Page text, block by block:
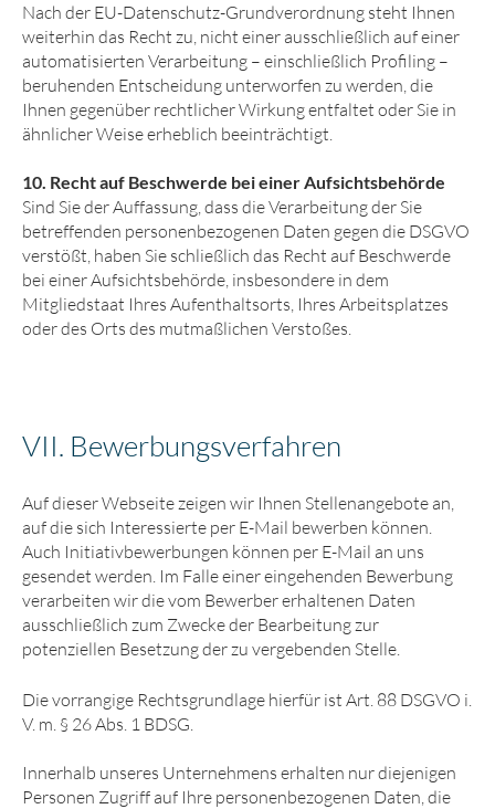
Nach der EU-Datenschutz-Grundverordnung steht Ihnen
weiterhin das Recht zu, nicht einer ausschließlich auf einer
automatisierten Verarbeitung – einschließlich Profiling –
beruhenden Entscheidung unterworfen zu werden, die
Ihnen gegenüber rechtlicher Wirkung entfaltet oder Sie in
ähnlicher Weise erheblich beeinträchtigt.
10. Recht auf Beschwerde bei einer Aufsichtsbehörde
Sind Sie der Auffassung, dass die Verarbeitung der Sie
betreffenden personenbezogenen Daten gegen die DSGVO
verstößt, haben Sie schließlich das Recht auf Beschwerde
bei einer Aufsichtsbehörde, insbesondere in dem
Mitgliedstaat Ihres Aufenthaltsorts, Ihres Arbeitsplatzes
oder des Orts des mutmaßlichen Verstoßes.
VII. Bewerbungs­verfahren
Auf dieser Webseite zeigen wir Ihnen Stellenangebote an,
auf die sich Interessierte per E-Mail bewerben können.
Auch Initiativbewerbungen können per E-Mail an uns
gesendet werden. Im Falle einer eingehenden Bewerbung
verarbeiten wir die vom Bewerber erhaltenen Daten
ausschließlich zum Zwecke der Bearbeitung zur
potenziellen Besetzung der zu vergebenden Stelle.
Die vorrangige Rechtsgrundlage hierfür ist Art. 88 DSGVO i.
V. m. § 26 Abs. 1 BDSG.
Innerhalb unseres Unternehmens erhalten nur diejenigen
Personen Zugriff auf Ihre personenbezogenen Daten, die